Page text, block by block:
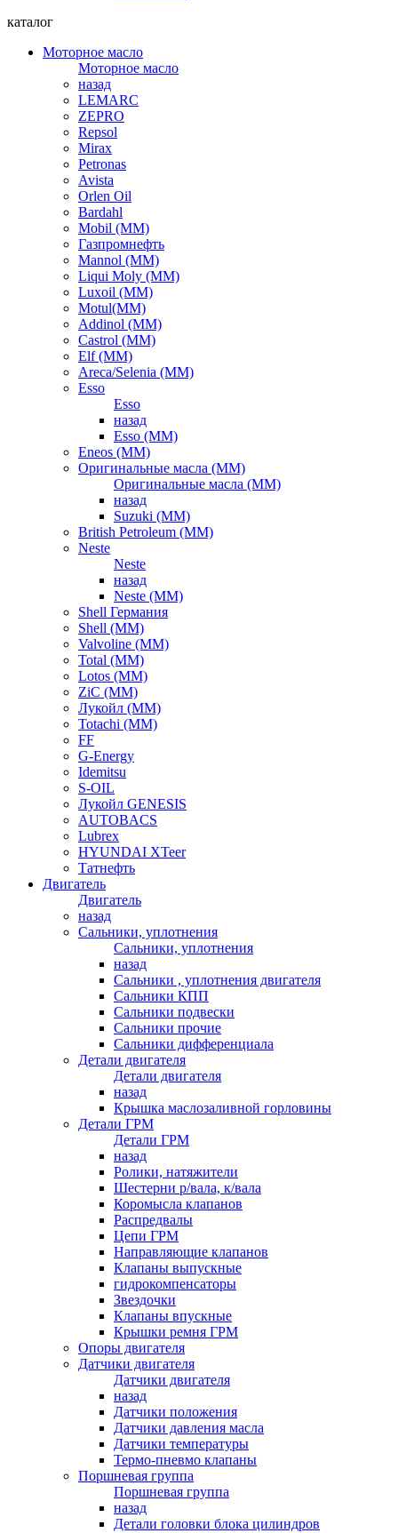
каталог
Моторное масло
Моторное масло
назад
LEMARC
ZEPRO
Repsol
Mirax
Petronas
Avista
Orlen Oil
Bardahl
Mobil (ММ)
Газпромнефть
Mannol (ММ)
Liqui Moly (ММ)
Luxoil (ММ)
Motul(ММ)
Addinol (ММ)
Castrol (ММ)
Elf (ММ)
Areca/Selenia (ММ)
Esso
Esso
назад
Esso (ММ)
Eneos (ММ)
Оригинальные масла (ММ)
Оригинальные масла (ММ)
назад
Suzuki (ММ)
British Petroleum (ММ)
Neste
Neste
назад
Neste (ММ)
Shell Германия
Shell (ММ)
Valvoline (ММ)
Total (ММ)
Lotos (ММ)
ZiC (ММ)
Лукойл (ММ)
Totachi (MM)
FF
G-Energy
Idemitsu
S-OIL
Лукойл GENESIS
AUTOBACS
Lubrex
HYUNDAI XTeer
Татнефть
Двигатель
Двигатель
назад
Сальники, уплотнения
Сальники, уплотнения
назад
Сальники , уплотнения двигателя
Сальники КПП
Сальники подвески
Сальники прочие
Сальники дифференциала
Детали двигателя
Детали двигателя
назад
Крышка маслозаливной горловины
Детали ГРМ
Детали ГРМ
назад
Ролики, натяжители
Шестерни р/вала, к/вала
Коромысла клапанов
Распредвалы
Цепи ГРМ
Направляющие клапанов
Клапаны выпускные
гидрокомпенсаторы
Звездочки
Клапаны впускные
Крышки ремня ГРМ
Опоры двигателя
Датчики двигателя
Датчики двигателя
назад
Датчики положения
Датчики давления масла
Датчики температуры
Термо-пневмо клапаны
Поршневая группа
Поршневая группа
назад
Детали головки блока цилиндров